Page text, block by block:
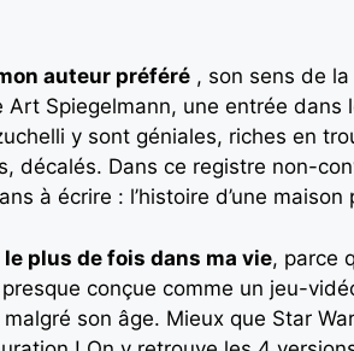
auteur préféré , son sens de
Art Spiegelmann, une entrée
y sont géniales, riches en
décalés. Dans ce registre non-
à écrire : l’histoire d’une maison
plus de fois dans ma vie, parce
conçue comme un jeu-
son âge. Mieux que Star